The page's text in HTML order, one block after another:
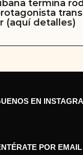
termina
(aquí detalles)
EN
POR EMAIL